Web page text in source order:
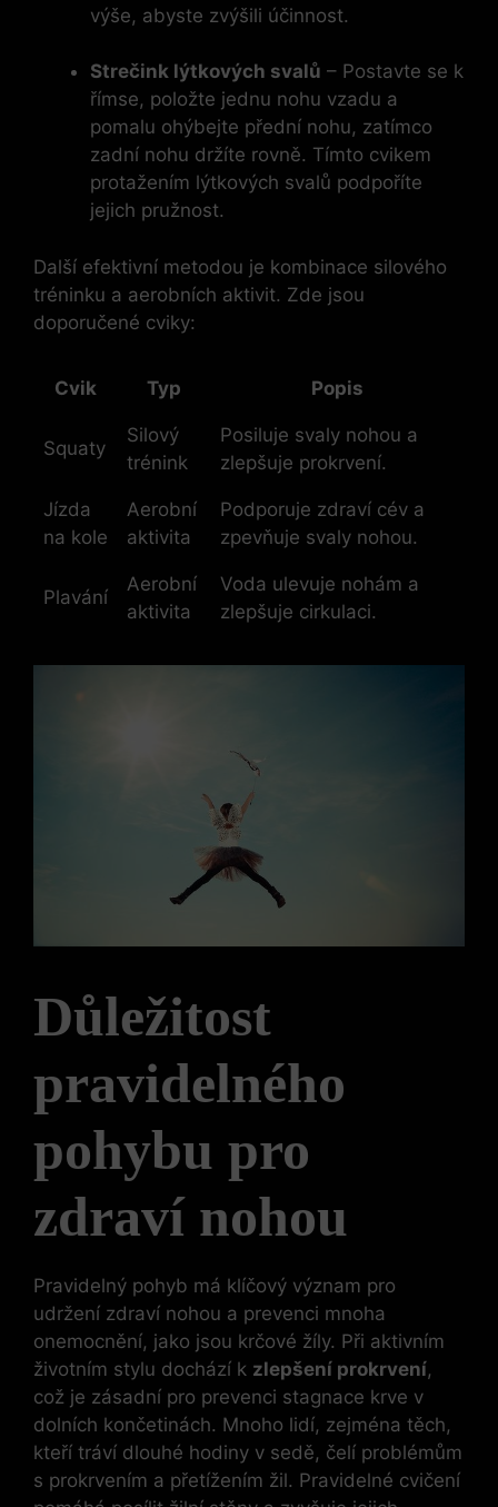
výše, abyste zvýšili účinnost.
Strečink lýtkových svalů – Postavte se k
římse, položte jednu nohu vzadu a
pomalu ohýbejte přední nohu, zatímco
zadní nohu držíte rovně. Tímto cvikem
protažením lýtkových svalů podpoříte
jejich pružnost.
Další efektivní metodou je kombinace silového
tréninku a aerobních aktivit. Zde jsou
doporučené cviky:
Cvik Typ Popis
Squaty
Silový
trénink
Posiluje svaly nohou a
zlepšuje prokrvení.
Jízda
na kole
Aerobní
aktivita
Podporuje zdraví cév a
zpevňuje svaly nohou.
Plavání
Aerobní
aktivita
Voda ulevuje nohám a
zlepšuje cirkulaci.
Důležitost
pravidelného
pohybu pro
zdraví nohou
Pravidelný pohyb má klíčový význam pro
udržení zdraví nohou a prevenci mnoha
onemocnění, jako jsou krčové žíly. Při aktivním
životním stylu dochází k zlepšení prokrvení,
což je zásadní pro prevenci stagnace krve v
dolních končetinách. Mnoho lidí, zejména těch,
kteří tráví dlouhé hodiny v sedě, čelí problémům
s prokrvením a přetížením žil. Pravidelné cvičení